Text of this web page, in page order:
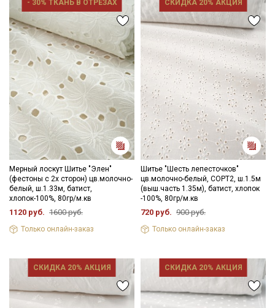
- 30% ТКАНЬ В ОТРЕЗАХ
Мерный лоскут Шитье "Элен"
(фестоны с 2х сторон) цв.молочно-
белый, ш.1.33м, батист,
хлопок-100%, 80гр/м.кв
1120 руб. 1600 руб.
Только онлайн-заказ
СКИДКА 20% АКЦИЯ
Шитье "Шесть лепесточков"
цв.молочно-белый, СОРТ2, ш.1.5м
(выш.часть 1.35м), батист, хлопок
-100%, 80гр/м.кв
720 руб. 900 руб.
Только онлайн-заказ
СКИДКА 20% АКЦИЯ СКИДКА 20% АКЦИЯ
Секретная рассылка от Купава
Мы публикуем здесь дополнительные
промокоды и скидки до 30% на узкие
категории тканей
Электронная почта
Политикой обработки персональных
данныхи даюСогласие на обработку персональных
данных